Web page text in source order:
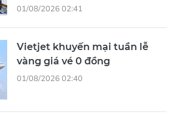
01/08/2026 02:41
Vietjet khuyến mại tuần lễ
vàng giá vé 0 đồng
01/08/2026 02:40